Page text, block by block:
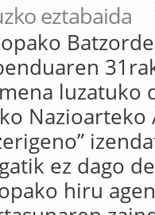
eztabaida
luzatuko
Nazioarteko
ez dago
hiru